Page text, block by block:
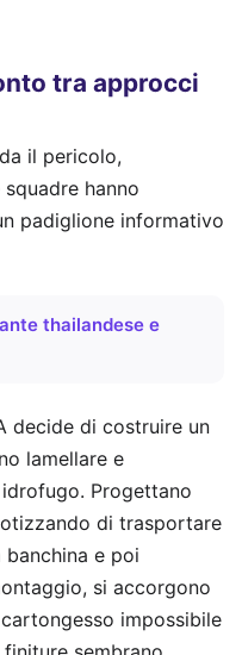
tra approcci
il pericolo,
hanno
padiglione informativo
thailandese e
decide di costruire un
lamellare e
Progettano
di trasportare
e poi
si accorgono
impossibile